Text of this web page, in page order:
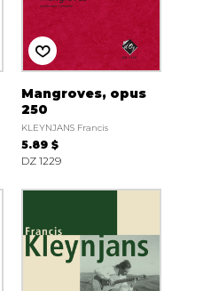
Mangroves, opus
250
KLEYNJANS Francis
5.89 $
DZ 1229